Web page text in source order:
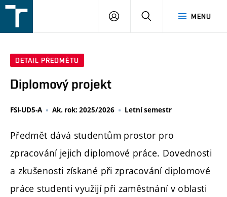
v
MENU
PŘIHLÁŠENÍ
DETAIL PŘEDMĚTU
Diplomový projekt
FSI-UD5-A Ak. rok: 2025/2026 Letní semestr
Předmět dává studentům prostor pro
zpracování jejich diplomové práce. Dovednosti
a zkušenosti získané při zpracování diplomové
práce studenti využijí při zaměstnání v oblasti